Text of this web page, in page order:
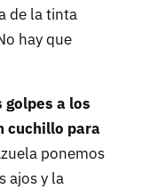
de la tinta
hay que
golpes a los
cuchillo para
ponemos
ajos y la